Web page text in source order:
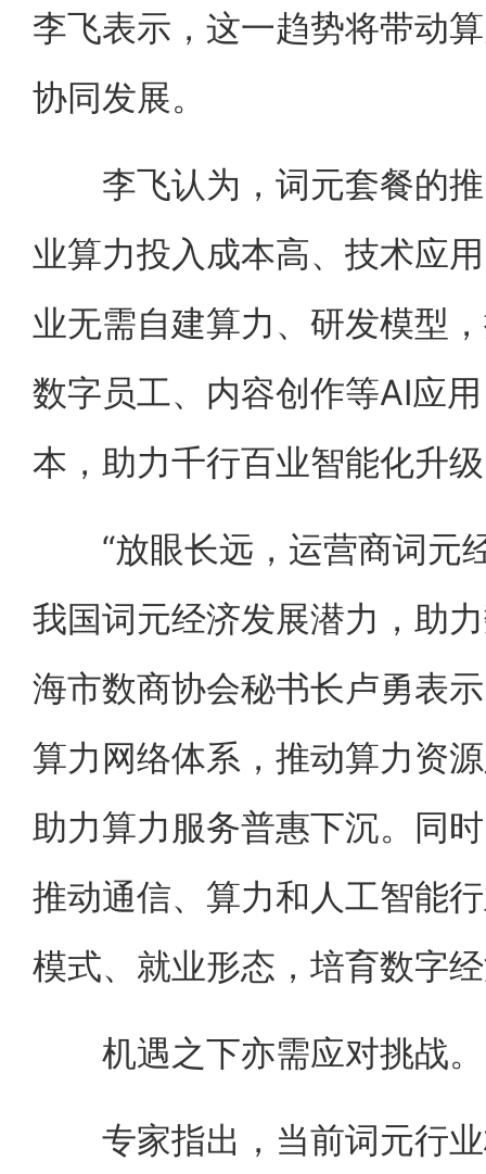
李飞表示，这一趋势将带动
协同发展。
李飞认为，词元套餐的推
业算力投入成本高、技术应
业无需自建算力、研发模型
数字员工、内容创作等AI应
本，助力千行百业智能化升
“放眼长远，运营商词元
我国词元经济发展潜力，助
海市数商协会秘书长卢勇表
算力网络体系，推动算力资
助力算力服务普惠下沉。同
推动通信、算力和人工智能
模式、就业形态，培育数字
机遇之下亦需应对挑战。
专家指出，当前词元行业